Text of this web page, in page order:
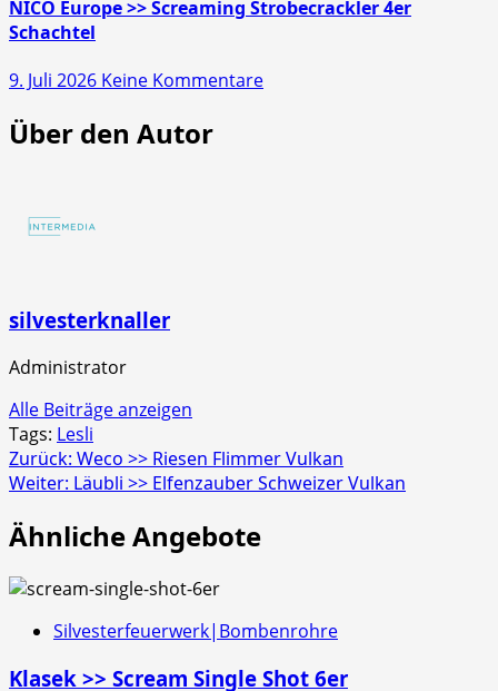
>>
Fontänenbatterie
NICO Europe >> Screaming Strobecrackler 4er
Schachtel
9. Juli 2026 Keine Kommentarezu
Über den Autor
silvesterknaller
Administrator
Alle Beiträge anzeigen
Tags: Lesli
Beitragsnavigation
Zurück: Weco >> Riesen Flimmer Vulkan
Weiter: Läubli >> Elfenzauber Schweizer Vulkan
Ähnliche Angebote
Silvesterfeuerwerk|Bombenrohre
Klasek >> Scream Single Shot 6er